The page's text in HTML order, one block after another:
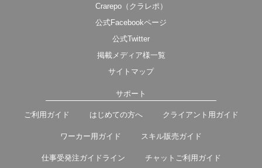
Crarepo（クラレポ）
公式Facebookページ
公式Twitter
掲載メディア様一覧
サイトマップ
サポート
ご利用ガイド はじめての方へ クライアント用ガイド
ワーカー用ガイド スキル販売ガイド
仕事受発注ガイドライン チャットご利用ガイド